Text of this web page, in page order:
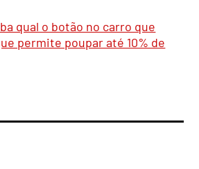
qual o botão no carro que
permite poupar até 10% de